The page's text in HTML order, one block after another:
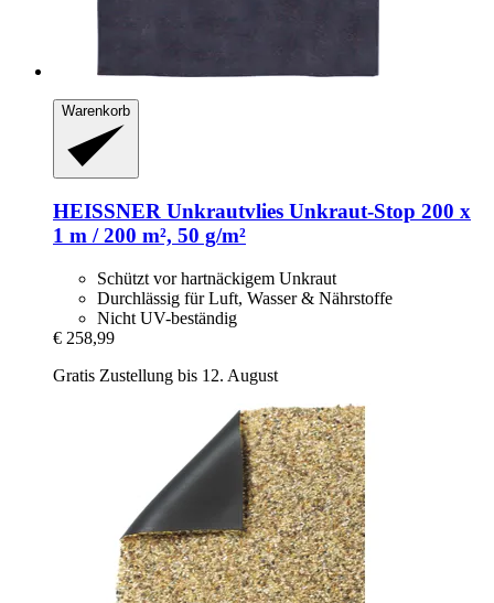
Warenkorb
HEISSNER Unkrautvlies Unkraut-​Stop 200 x
1 m / 200 m², 50 g/m²
Schützt vor hartnäckigem Unkraut
Durchlässig für Luft, Wasser & Nährstoffe
Nicht UV-beständig
€ 258,99
Gratis Zustellung bis 12. August